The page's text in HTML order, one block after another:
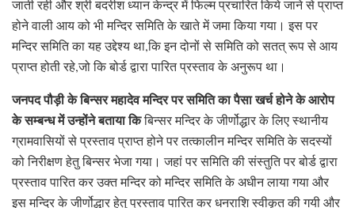
जाती रही और श्री बदरीश ध्यान केन्द्र में फिल्म प्रचारित किये जाने से प्राप्त
होने वाली आय को भी मन्दिर समिति के खाते में जमा किया गया। इस पर
मन्दिर समिति का यह उद्देश्य था,कि इन दोनों से समिति को सतत् रूप से आय
प्राप्त होती रहे,जो कि बोर्ड द्वारा पारित प्रस्ताव के अनुरूप था।
जनपद पौड़ी के बिन्सर महादेव मन्दिर पर समिति का पैसा खर्च होने के आरोप
के सम्बन्ध में उन्होंने बताया किबिन्सर मन्दिर के जीर्णोद्धार के लिए स्थानीय
ग्रामवासियों से प्रस्ताव प्राप्त होने पर तत्कालीन मन्दिर समिति के सदस्यों
को निरीक्षण हेतु बिन्सर भेजा गया। जहां पर समिति की संस्तुति पर बोर्ड द्वारा
प्रस्ताव पारित कर उक्त मन्दिर को मन्दिर समिति के अधीन लाया गया और
इस मन्दिर के जीर्णोद्धार हेतु प्रस्ताव पारित कर धनराशि स्वीकृत की गयी और